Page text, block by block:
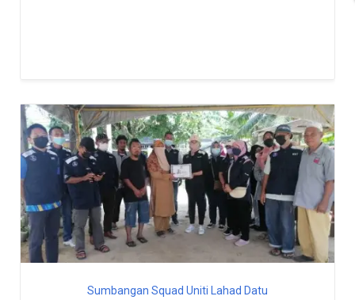
Sumbangan Squad Uniti Lahad Datu